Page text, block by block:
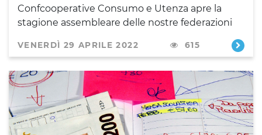
Confcooperative Consumo e Utenza apre la
stagione assembleare delle nostre federazioni
VENERDÌ 29 APRILE 2022 615